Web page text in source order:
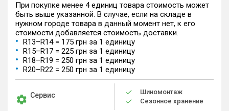
При покупке менее 4 единиц товара стоимость может
быть выше указанной. В случае, если на складе в
нужном городе товара в данный момент нет, к его
стоимости добавляется стоимость доставки.
R13–R14 = 175 грн за 1 единицу
R15–R17 = 225 грн за 1 единицу
R18–R19 = 250 грн за 1 единицу
R20–R22 = 250 грн за 1 единицу
Сервис
Шиномонтаж
Сезонное хранение